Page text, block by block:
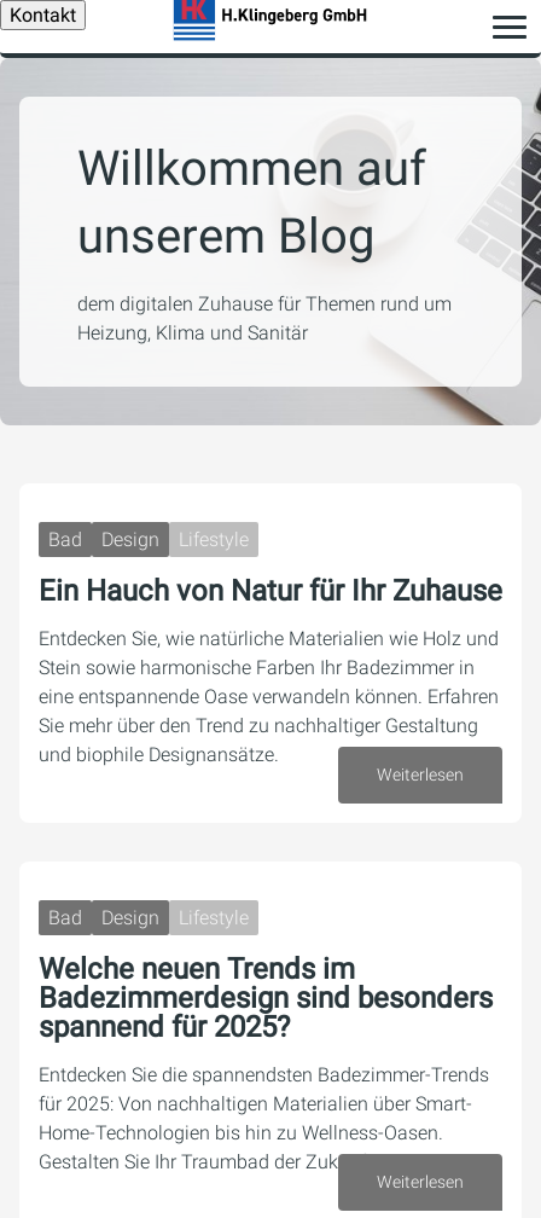
Kontakt
Willkommen auf
unserem Blog
dem digitalen Zuhause für Themen rund um
Heizung, Klima und Sanitär
Bad Design Lifestyle
Ein Hauch von Natur für Ihr Zuhause
Entdecken Sie, wie natürliche Materialien wie Holz und
Stein sowie harmonische Farben Ihr Badezimmer in
eine entspannende Oase verwandeln können. Erfahren
Sie mehr über den Trend zu nachhaltiger Gestaltung
und biophile Designansätze.
Weiterlesen
Bad Design Lifestyle
Welche neuen Trends im
Badezimmerdesign sind besonders
spannend für 2025?
Entdecken Sie die spannendsten Badezimmer-Trends
für 2025: Von nachhaltigen Materialien über Smart-
Home-Technologien bis hin zu Wellness-Oasen.
Gestalten Sie Ihr Traumbad der Zukunft!
Weiterlesen